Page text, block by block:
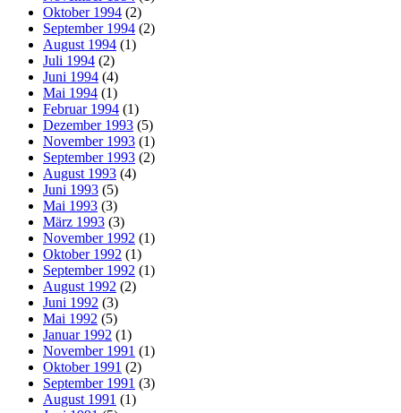
Oktober 1994 (2)
September 1994 (2)
August 1994 (1)
Juli 1994 (2)
Juni 1994 (4)
Mai 1994 (1)
Februar 1994 (1)
Dezember 1993 (5)
November 1993 (1)
September 1993 (2)
August 1993 (4)
Juni 1993 (5)
Mai 1993 (3)
März 1993 (3)
November 1992 (1)
Oktober 1992 (1)
September 1992 (1)
August 1992 (2)
Juni 1992 (3)
Mai 1992 (5)
Januar 1992 (1)
November 1991 (1)
Oktober 1991 (2)
September 1991 (3)
August 1991 (1)